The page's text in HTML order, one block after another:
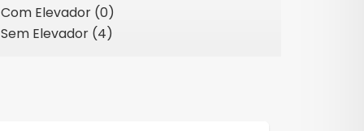
Com Elevador (0)
Sem Elevador (4)